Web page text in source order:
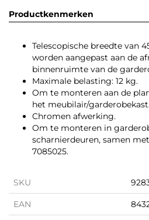
Productkenmerken
Telescopische breedte van
worden aangepast aan de
binnenruimte van de
Maximale belasting: 12 kg.
Om te monteren aan de
het meubilair/
Chromen afwerking.
Om te monteren in
scharnierdeuren, samen
7085025.
SKU
EAN